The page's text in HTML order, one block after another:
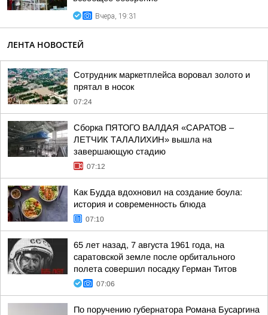
Вчера, 19:31
ЛЕНТА НОВОСТЕЙ
Сотрудник маркетплейса воровал золото и
прятал в носок
07:24
Сборка ПЯТОГО ВАЛДАЯ «САРАТОВ –
ЛЕТЧИК ТАЛАЛИХИН» вышла на
завершающую стадию
07:12
Как Будда вдохновил на создание боула:
история и современность блюда
07:10
65 лет назад, 7 августа 1961 года, на
саратовской земле после орбитального
полета совершил посадку Герман Титов
07:06
По поручению губернатора Романа Бусаргина